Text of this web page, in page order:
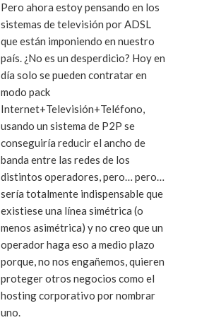
Pero ahora estoy pensando en los
sistemas de televisión por ADSL
que están imponiendo en nuestro
país. ¿No es un desperdicio? Hoy en
día solo se pueden contratar en
modo pack
Internet+Televisión+Teléfono,
usando un sistema de P2P se
conseguiría reducir el ancho de
banda entre las redes de los
distintos operadores, pero… pero…
sería totalmente indispensable que
existiese una línea simétrica (o
menos asimétrica) y no creo que un
operador haga eso a medio plazo
porque, no nos engañemos, quieren
proteger otros negocios como el
hosting corporativo por nombrar
uno.